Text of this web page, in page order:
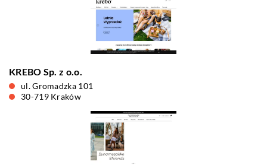
KREBO Sp. z o.o.
ul. Gromadzka 101
30-719 Kraków